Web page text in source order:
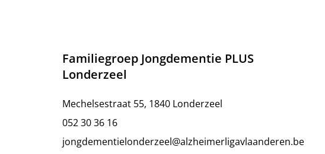
Familiegroep Jongdementie PLUS
Londerzeel
Mechelsestraat 55, 1840 Londerzeel
052 30 36 16
jongdementielonderzeel@alzheimerligavlaanderen.be